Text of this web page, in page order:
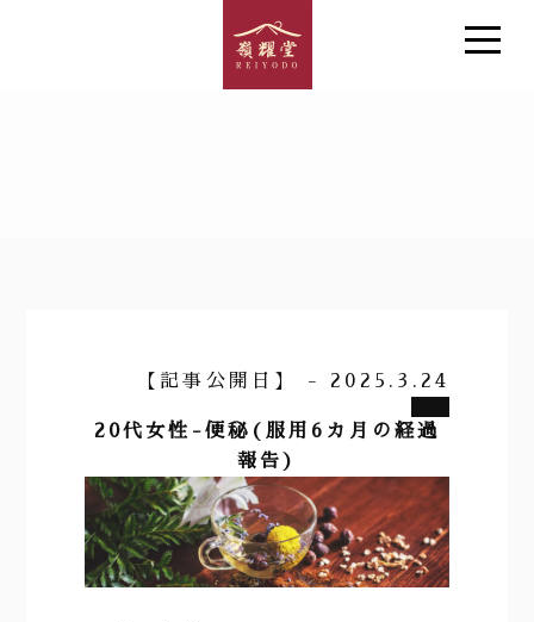
【記事公開日】 - 2025.3.24
20代女性-便秘(服用6カ月の経過
報告)